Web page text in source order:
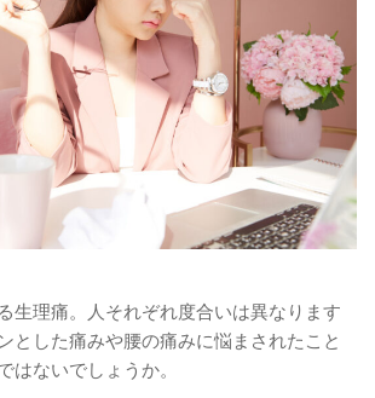
生理痛。人それぞれ度合いは異なります
とした痛みや腰の痛みに悩まされたこと
はないでしょうか。